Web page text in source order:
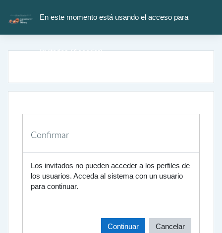
En este momento está usando el acceso para
invitados (Acceder)
Confirmar
Los invitados no pueden acceder a los perfiles de
los usuarios. Acceda al sistema con un usuario
para continuar.
Continuar Cancelar